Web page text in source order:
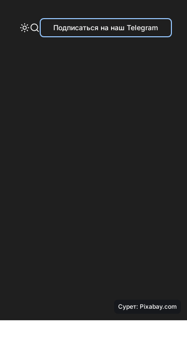
Подписаться на наш Telegram
Сурет: Pixabay.com